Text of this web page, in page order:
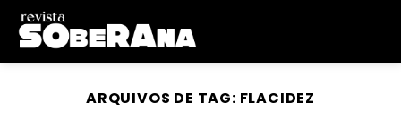
Skip
content
ARQUIVOS DE TAG: FLACIDEZ